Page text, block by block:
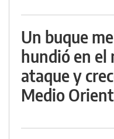
Un buque
hundió en el
ataque y
Medio